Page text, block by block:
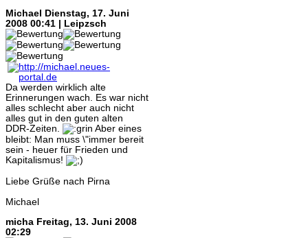
Michael
Dienstag, 17. Juni
2008 00:41 | Leipzsch
Da werden wirklich alte
Erinnerungen wach. Es war nicht
alles schlecht aber auch nicht
alles gut in den guten alten
DDR-Zeiten.
Aber eines
bleibt: Man muss \"immer bereit
sein - heuer für Frieden und
Kapitalismus!
Liebe Grüße nach Pirna
Michael
micha Freitag, 13. Juni 2008
02:29